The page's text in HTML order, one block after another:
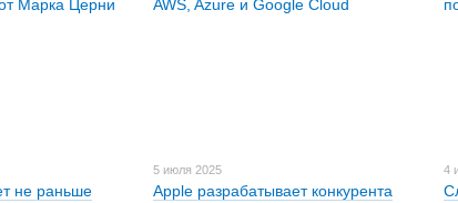
не раньше
5 июля 2025
Apple разрабатывает конкурента
4